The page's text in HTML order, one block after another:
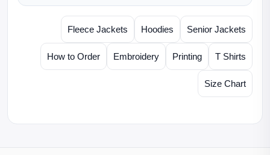
Senior Jackets
Hoodies
Fleece Jackets
T Shirts
Printing
Embroidery
How to Order
Size Chart